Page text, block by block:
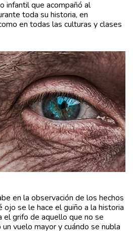
infantil que acompañó al
toda su historia, en
en todas las culturas y clases
en la observación de los hechos
ojo se le hace el guiño a la historia
el grifo de aquello que no se
vuelo mayor y cuándo se nubla